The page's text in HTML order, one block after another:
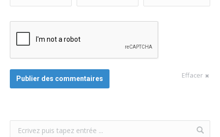
Effacer
Publier des commentaires